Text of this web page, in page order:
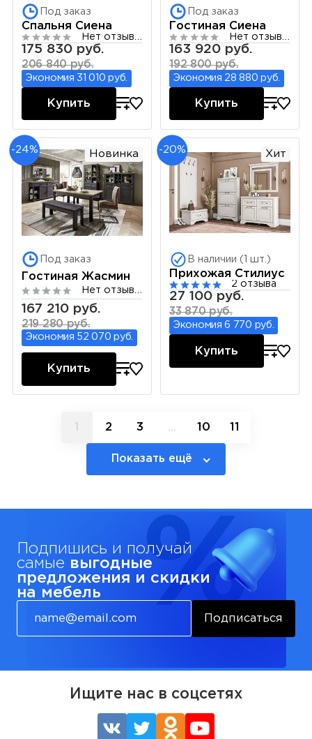
Под заказ
Спальня Сиена
175 830 руб.
206 840 руб.
Экономия 31 010 руб.
Купить
Под заказ
Гостиная Сиена
163 920 руб.
192 800 руб.
Экономия 28 880 руб.
Купить
-24% Новинка
Под заказ
Гостиная Жасмин
167 210 руб.
219 280 руб.
Экономия 52 070 руб.
Купить
-20% Хит
В наличии (1 шт.)
Прихожая Стилиус
2 отзыва
27 100 руб.
33 870 руб.
Экономия 6 770 руб.
Купить
1 2 3 ... 10 11
Показать ещё
Подпишись и получай
самые выгодные
предложения и скидки
на мебель
Подписаться
Ищите нас в соцсетях